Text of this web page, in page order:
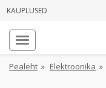
KAUPLUSED
Pealeht » Elektroonika »
Info